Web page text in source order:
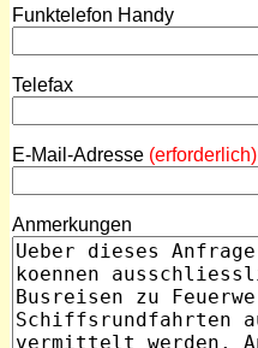
Funktelefon Handy
Telefax
E-Mail-Adresse (erforderlich)
Anmerkungen